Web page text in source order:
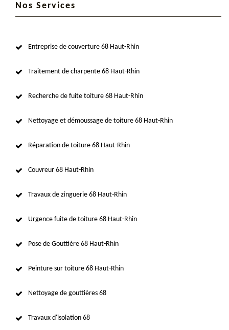
Nos Services
Entreprise de couverture 68 Haut-Rhin
Traitement de charpente 68 Haut-Rhin
Recherche de fuite toiture 68 Haut-Rhin
Nettoyage et démoussage de toiture 68 Haut-Rhin
Réparation de toiture 68 Haut-Rhin
Couvreur 68 Haut-Rhin
Travaux de zinguerie 68 Haut-Rhin
Urgence fuite de toiture 68 Haut-Rhin
Pose de Gouttière 68 Haut-Rhin
Peinture sur toiture 68 Haut-Rhin
Nettoyage de gouttières 68
Travaux d'isolation 68